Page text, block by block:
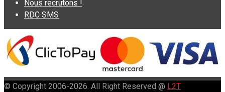
Nous recrutons !
RDC SMS
© Copyright 2006-2026. All Right Reserved @ L2T